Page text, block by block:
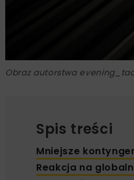
Obraz autorstwa
Spis treści
Mniejsze
Reakcja na